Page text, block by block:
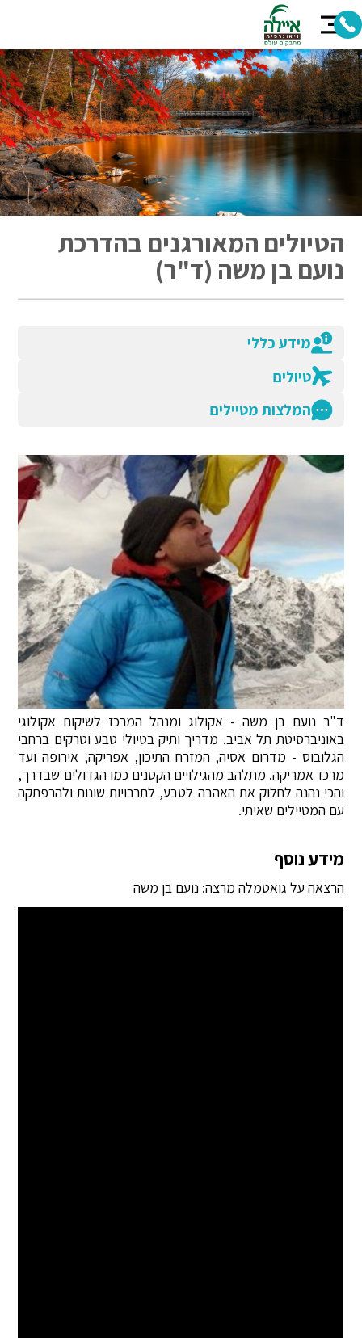
הטיולים המאורגנים בהדרכת
נועם בן משה (ד"ר)
מידע כללי
טיולים
המלצות מטיילים
ד"ר נועם בן משה - אקולוג ומנהל המרכז לשיקום אקולוגי
באוניברסיטת תל אביב. מדריך ותיק בטיולי טבע וטרקים ברחבי
הגלובוס - מדרום אסיה, המזרח התיכון, אפריקה, אירופה ועד
מרכז אמריקה. מתלהב מהגילויים הקטנים כמו הגדולים שבדרך,
והכי נהנה לחלוק את האהבה לטבע, לתרבויות שונות ולהרפתקה
עם המטיילים שאיתי.
מידע נוסף
הרצאה על גואטמלה מרצה: נועם בן משה